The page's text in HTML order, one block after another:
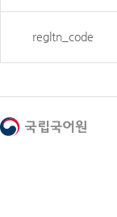
regltn_code